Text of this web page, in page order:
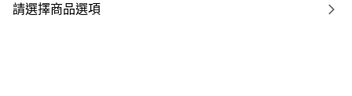
請選擇商品選項